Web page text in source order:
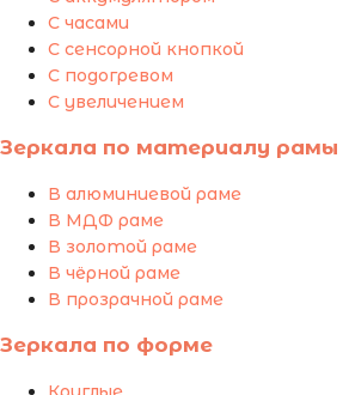
С часами
С сенсорной кнопкой
С подогревом
С увеличением
Зеркала по материалу рамы
В алюминиевой раме
В МДФ раме
В золотой раме
В чёрной раме
В прозрачной раме
Зеркала по форме